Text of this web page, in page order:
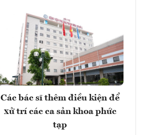
Các bác sĩ thêm điều kiện để
xử trí các ca sản khoa phức
tạp